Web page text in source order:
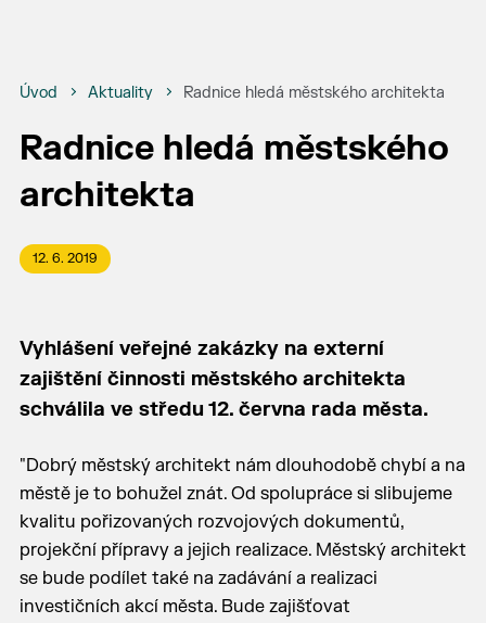
Úvod Aktuality Radnice hledá městského architekta
Radnice hledá městského
architekta
12. 6. 2019
Vyhlášení veřejné zakázky na externí
zajištění činnosti městského architekta
schválila ve středu 12. června rada města.
"Dobrý městský architekt nám dlouhodobě chybí a na
městě je to bohužel znát. Od spolupráce si slibujeme
kvalitu pořizovaných rozvojových dokumentů,
projekční přípravy a jejich realizace. Městský architekt
se bude podílet také na zadávání a realizaci
investičních akcí města. Bude zajišťovat